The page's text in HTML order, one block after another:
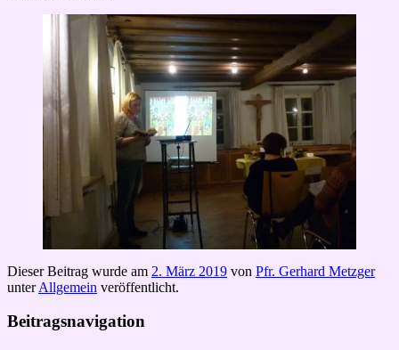
Dieser Beitrag wurde am 2. März 2019 von Pfr. Gerhard Metzger
unterAllgemein veröffentlicht.
Beitragsnavigation